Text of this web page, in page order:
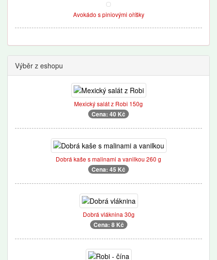
Avokádo s piniovými oříšky
Výběr z eshopu
Mexický salát z Robi 150g
Cena: 40 Kč
Dobrá kaše s malinami a vanilkou 260 g
Cena: 45 Kč
Dobrá vláknina 30g
Cena: 8 Kč